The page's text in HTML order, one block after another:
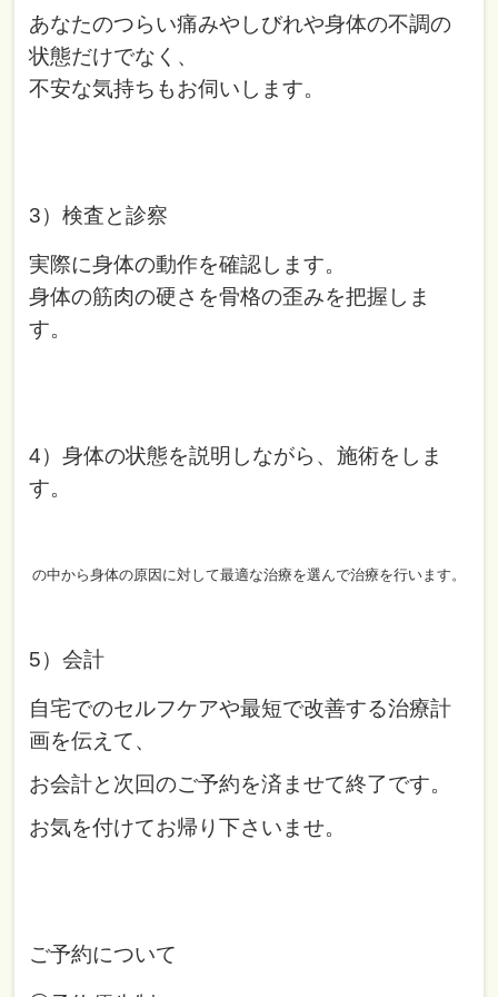
あなたのつらい痛みやしびれや身体の不調の
状態だけでなく、
不安な気持ちもお伺いします。
3）検査と診察
実際に身体の動作を確認します。
身体の筋肉の硬さを骨格の歪みを把握しま
す。
4）身体の状態を説明しながら、施術をしま
す。
の中から身体の原因に対して最適な治療を選んで治療を行います。
5）会計
自宅でのセルフケアや最短で改善する治療計
画を伝えて、
お会計と次回のご予約を済ませて終了です。
お気を付けてお帰り下さいませ。
ご予約について